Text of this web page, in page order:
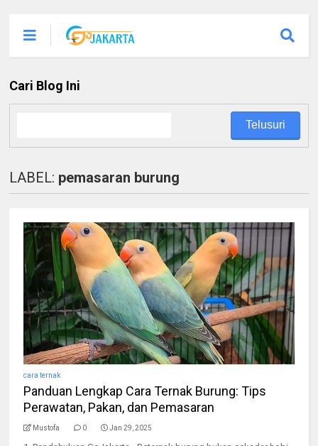
Cari Blog Ini
LABEL: pemasaran burung
cara ternak
Panduan Lengkap Cara Ternak Burung: Tips
Perawatan, Pakan, dan Pemasaran
Mustofa 0 Jan 29, 2025